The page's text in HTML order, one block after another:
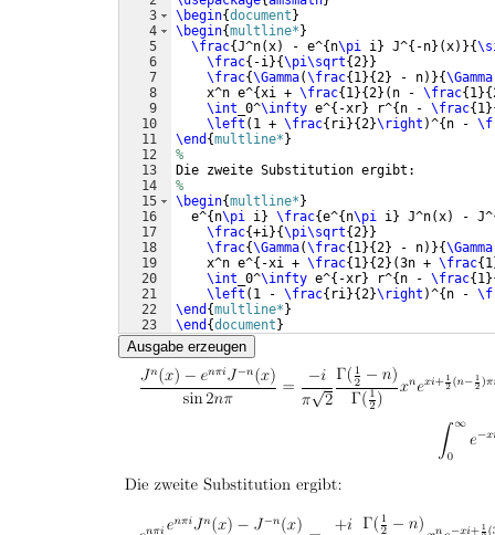
3
4
5
6
7
8
9
10
11
12
13
14
15
16
17
18
19
20
21
22
23
\begin{document }
\begin{multline* }
\frac{J^n(x) - e^{ n\pi i} J^{ -n} (x)}{
\frac{ -i}{\pi\sqrt{2}}
\frac{\Gamma(\frac{ 1}{2} - n)}{\Gamma
    x^n e^
{xi + \frac{ 1}{2} ( n - \frac{ 1}{
\int _0^\infty e^{ -xr} r^{ n - \frac{ 1}
\left ( 1 + \frac{ ri}{2}\right )^{ n -
\end {multline* }
%
Die zweite Substitution ergibt:
%
\begin{multline* }
  e^
{ n\pi i} \frac{e^{ n\pi i} J^n(x) - J^
\frac{+i}{\pi\sqrt{2}}
\frac{\Gamma(\frac{ 1}{2} - n)}{\Gamma
    x^n e^
{ -xi + \frac{ 1}{2} (3n + \frac{ 1
\int _0^\infty e^{ -xr} r^{ n - \frac{ 1}
\left ( 1 - \frac{ ri}{2}\right )^{ n -
\end {multline* }
\end {document }
Ausgabe erzeugen